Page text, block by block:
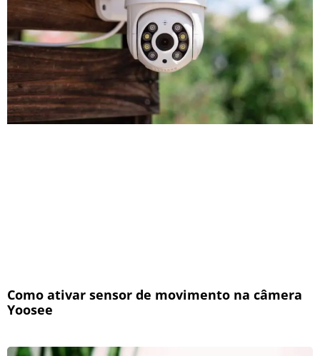
Como ativar sensor de movimento na câmera
Yoosee